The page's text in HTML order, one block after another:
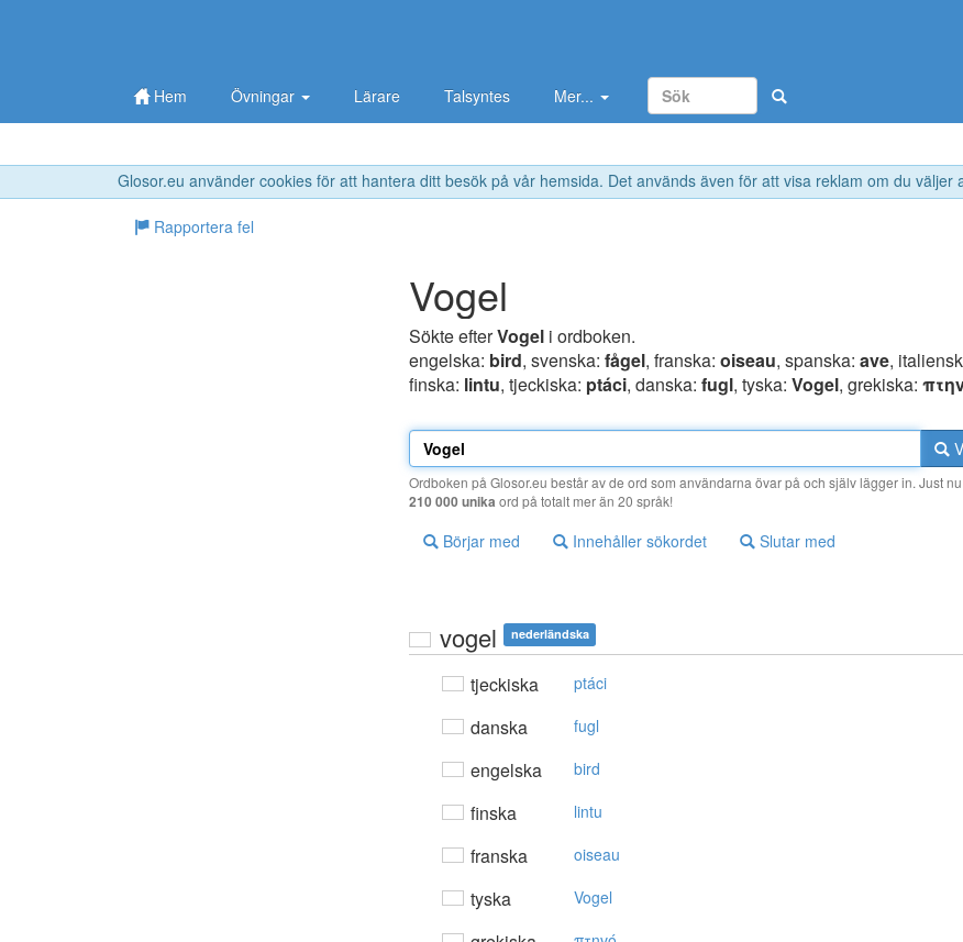
Glosor.eu använder cookies för att hantera ditt besök på vår hemsida. Det används även för att visa reklam om du
Hem Övningar Lärare Talsyntes Mer...
Rapportera fel
Vogel
Sökte efterVogel i ordboken.
engelska: bird, svenska: fågel, franska: oiseau, spanska: ave,
finska: lintu, tjeckiska: ptáci, danska: fugl, tyska: Vogel, grekiska:
Ordboken på Glosor.eu består av de ord som användarna övar på och själv lägger in. Just
210 000 unika ord på totalt mer än 20 språk!
Börjar med Innehåller sökordet Slutar med
vogel nederländska
tjeckiska ptáci
danska fugl
engelska bird
finska lintu
franska oiseau
tyska Vogel